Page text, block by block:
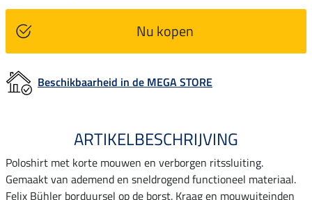
Nu kopen
Beschikbaarheid in de MEGA STORE
ARTIKELBESCHRIJVING
Poloshirt met korte mouwen en verborgen ritssluiting.
Gemaakt van ademend en sneldrogend functioneel materiaal.
Felix Bühler borduursel op de borst. Kraag en mouwuiteinden